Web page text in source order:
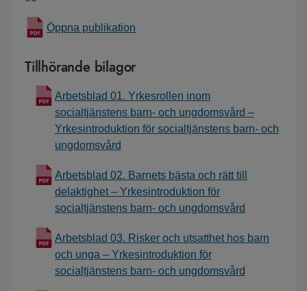
Öppna publikation
Tillhörande bilagor
Arbetsblad 01. Yrkesrollen inom
socialtjänstens barn- och ungdomsvård –
Yrkesintroduktion för socialtjänstens barn- och
ungdomsvård
Arbetsblad 02. Barnets bästa och rätt till
delaktighet – Yrkesintroduktion för
socialtjänstens barn- och ungdomsvård
Arbetsblad 03. Risker och utsatthet hos barn
och unga – Yrkesintroduktion för
socialtjänstens barn- och ungdomsvård